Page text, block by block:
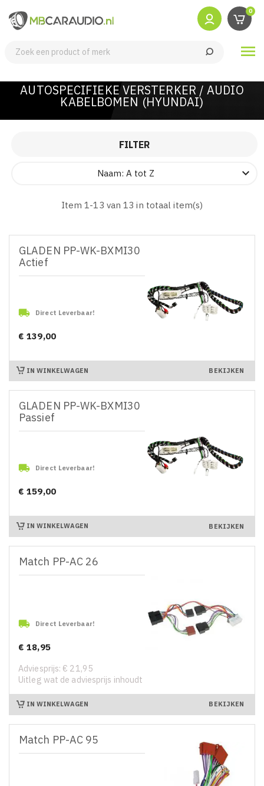
0

AUTOSPECIFIEKE VERSTERKER / AUDIO
KABELBOMEN (HYUNDAI)
FILTER
Naam: A tot Z 
Item 1-13 van 13 in totaal item(s)
GLADEN PP-WK-BXMI30
Actief
 Direct Leverbaar!
Prijs
€ 139,00
IN WINKELWAGEN BEKIJKEN
GLADEN PP-WK-BXMI30
Passief
 Direct Leverbaar!
Prijs
€ 159,00
IN WINKELWAGEN BEKIJKEN
Match PP-AC 26
 Direct Leverbaar!
Prijs
€ 18,95
Adviesprijs: € 21,95
Uitleg wat de adviesprijs inhoudt
IN WINKELWAGEN BEKIJKEN
Match PP-AC 95